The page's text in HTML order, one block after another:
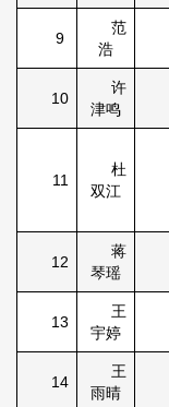
9
范
浩
10
许
津鸣
11
杜
双江
12
蒋
琴瑶
13
王
宇婷
14
王
雨晴